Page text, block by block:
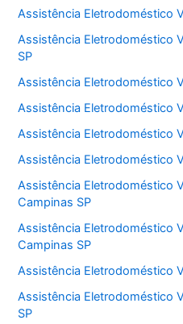
Assistência Eletrodoméstico
Assistência Eletrodoméstico
SP
Assistência Eletrodoméstico
Assistência Eletrodoméstico
Assistência Eletrodoméstico
Assistência Eletrodoméstico
Assistência Eletrodoméstico
Campinas SP
Assistência Eletrodoméstico
Campinas SP
Assistência Eletrodoméstico
Assistência Eletrodoméstico
SP